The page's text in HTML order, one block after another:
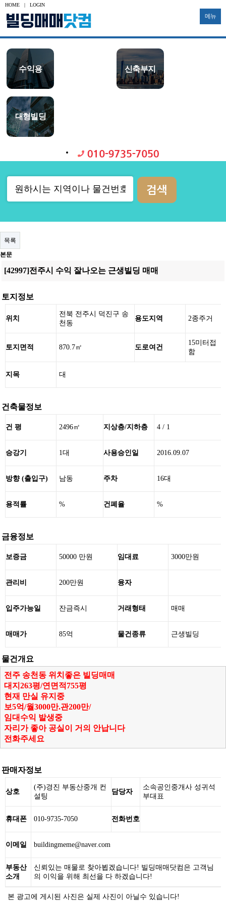
HOME | LOGIN
메뉴
수익용 신축부지
대형빌딩
목록
본문
[42997]전주시 수익 잘나오는 근생빌딩 매매
토지정보
위치
전북 전주시 덕진구 송
천동
용도지역 2종주거
토지면적 870.7㎡ 도로여건
15미터접
함
지목 대
건축물정보
건 평 2496㎡ 지상층/지하층 4 / 1
승강기 1대 사용승인일 2016.09.07
방향 (출입구) 남동 주차 16대
용적률 % 건폐율 %
금융정보
보증금 50000 만원 임대료 3000만원
관리비 200만원 융자
입주가능일 잔금즉시 거래형태 매매
매매가 85억 물건종류 근생빌딩
물건개요
전주 송천동 위치좋은 빌딩매매
대지263평/연면적755평
현재 만실 유지중
보5억/월3000만.관200만/
임대수익 발생중
자리가 좋아 공실이 거의 안납니다
전화주세요
판매자정보
상호
(주)경진 부동산중개 컨
설팅
담당자
소속공인중개사 성귀석
부대표
휴대폰 010-9735-7050 전화번호
이메일 buildingmeme@naver.com
부동산
소개
신뢰있는 매물로 찾아뵙겠습니다! 빌딩매매닷컴은 고객님
의 이익을 위해 최선을 다 하겠습니다!
본 광고에 게시된 사진은 실제 사진이 아닐수 있습니다!